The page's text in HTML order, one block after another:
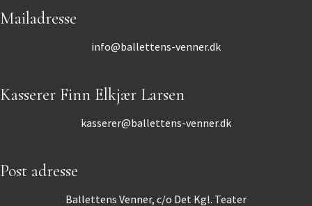
Mailadresse
info@ballettens-venner.dk
Kasserer Finn Elkjær Larsen
kasserer@ballettens-venner.dk
Post adresse
Ballettens Venner, c/o Det Kgl. Teater